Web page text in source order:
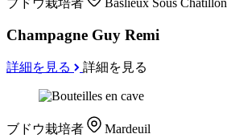
Champagne Guy Remi
詳細を見る 詳細を見る
ブドウ栽培者 Mardeuil